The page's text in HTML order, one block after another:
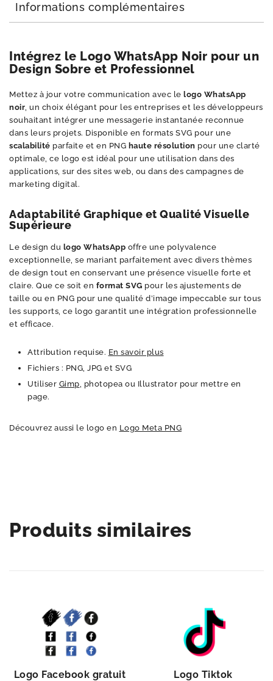
Informations complémentaires
Intégrez le Logo WhatsApp Noir pour un
Design Sobre et Professionnel
Mettez à jour votre communication avec le logo WhatsApp
noir, un choix élégant pour les entreprises et les développeurs
souhaitant intégrer une messagerie instantanée reconnue
dans leurs projets. Disponible en formats SVG pour une
scalabilité parfaite et en PNG haute résolution pour une clarté
optimale, ce logo est idéal pour une utilisation dans des
applications, sur des sites web, ou dans des campagnes de
marketing digital.
Adaptabilité Graphique et Qualité Visuelle
Supérieure
Le design du logo WhatsApp offre une polyvalence
exceptionnelle, se mariant parfaitement avec divers thèmes
de design tout en conservant une présence visuelle forte et
claire. Que ce soit en format SVG pour les ajustements de
taille ou en PNG pour une qualité d’image impeccable sur tous
les supports, ce logo garantit une intégration professionnelle
et efficace.
Attribution requise. En savoir plus
Fichiers : PNG, JPG et SVG
Utiliser Gimp, photopea ou Illustrator pour mettre en
page.
Découvrez aussi le logo en Logo Meta PNG
Produits similaires
Logo Facebook gratuit Logo Tiktok